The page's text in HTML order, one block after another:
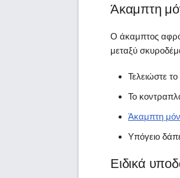
Άκαμπτη
Ο άκαμπτος
μεταξύ
Τελειώστε
Το
Άκαμπτη
Υπόγειο
Ειδικά